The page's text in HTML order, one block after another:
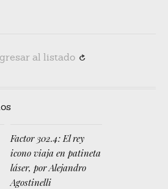
al listado R
Factor 302.4: El rey
icono viaja en patineta
láser, por Alejandro
Agostinelli